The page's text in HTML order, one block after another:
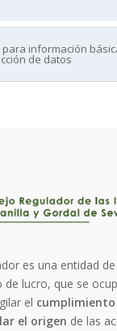
para información
de datos
es una entidad
de lucro, que se
el cumplimiento
el origen de las